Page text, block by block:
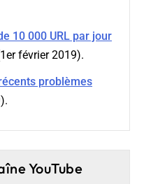
10 000 URL par jour
février 2019).
problèmes
YouTube